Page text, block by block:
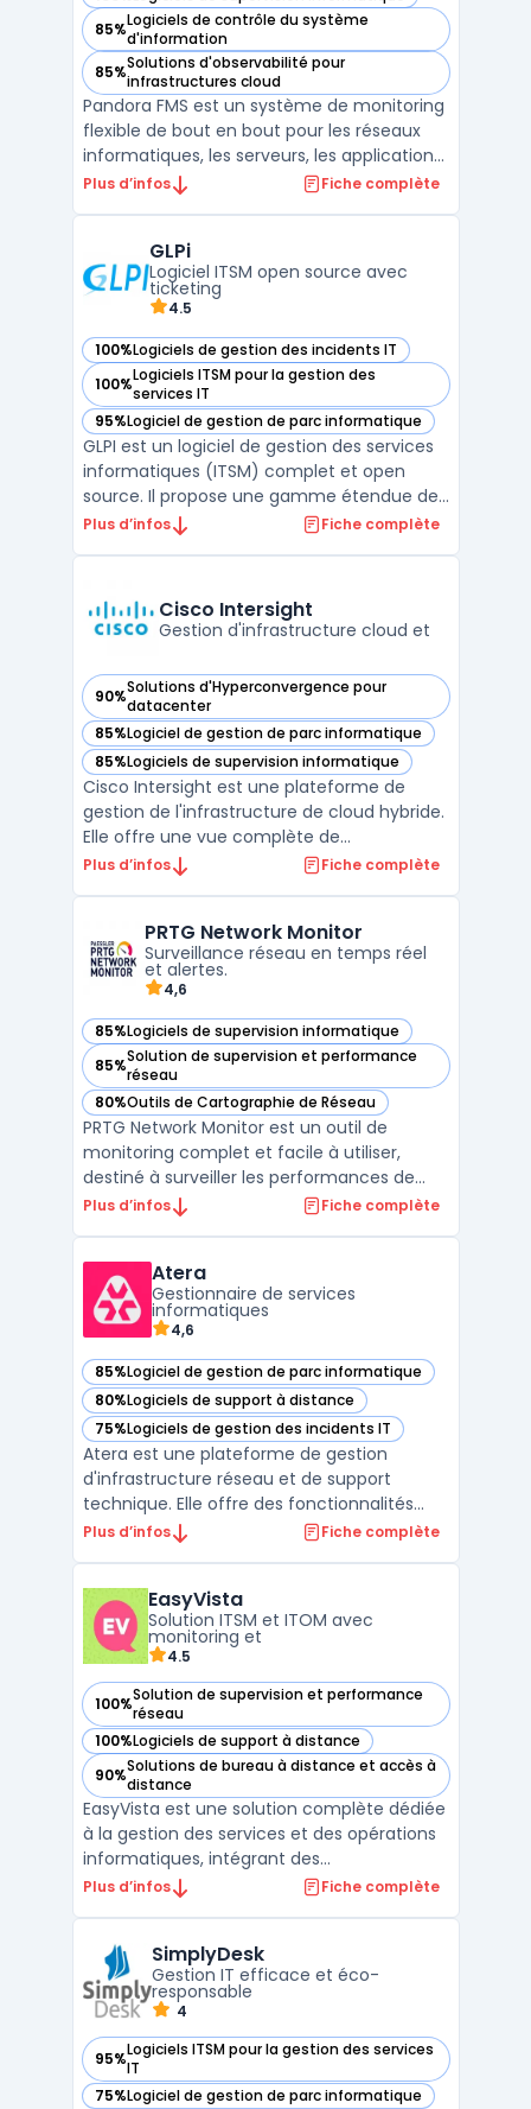
85%Logiciels de contrôle du système
d'information
— voir Pandora FMS dans cette catégorie
85%Solutions d'observabilité pour
infrastructures cloud
— voir Pandora FMS dans cette catégorie
Pandora FMS est un système de monitoring
flexible de bout en bout pour les réseaux
informatiques, les serveurs, les applications
et les environnements virtuels. Cette
alertes en temps réel, des visualisations
graphiqu ...
Plus d’infos Fiche complète
GLPi
Logiciel ITSM open source avec
ticketing
4.5
100%Logiciels de gestion des incidents IT
— voir GLPi dans cette catégorie
100%Logiciels ITSM pour la gestion des
services IT
— voir GLPi dans cette catégorie
95%Logiciel de gestion de parc informatique
— voir GLPi dans cette catégorie
GLPI est un logiciel de gestion des services
informatiques (ITSM) complet et open
source. Il propose une gamme étendue de
fonctionnalités pour la gestion des
actifs IT. Grâce à son interface conviviale
et ses modules puissants, GLP ...
Plus d’infos Fiche complète
Cisco Intersight
Gestion d'infrastructure cloud et
90%Solutions d'Hyperconvergence pour
datacenter
— voir Cisco Intersight dans cette catégorie
85%Logiciel de gestion de parc informatique
— voir Cisco Intersight dans cette catégorie
85%Logiciels de supervision informatique
— voir Cisco Intersight dans cette catégorie
Cisco Intersight est une plateforme de
gestion de l'infrastructure de cloud hybride.
Elle offre une vue complète de
l'infrastructure, permettant aux utilisateurs
La plateforme offre également des
fonctionna ...
Plus d’infos Fiche complète
PRTG Network Monitor
Surveillance réseau en temps réel
et alertes.
4,6
85%Logiciels de supervision informatique
— voir PRTG Network Monitor dans cette catégorie
85%Solution de supervision et performance
réseau
— voir PRTG Network Monitor dans cette catégorie
80%Outils de Cartographie de Réseau
— voir PRTG Network Monitor dans cette catégorie
PRTG Network Monitor est un outil de
monitoring complet et facile à utiliser,
destiné à surveiller les performances de
votre réseau. Il fournit une vue d'ensemble
ordinateurs, les commutateurs et les
routeurs. Vous pouvez survei ...
Plus d’infos Fiche complète
Atera
Gestionnaire de services
informatiques
4,6
85%Logiciel de gestion de parc informatique
— voir Atera dans cette catégorie
80%Logiciels de support à distance
— voir Atera dans cette catégorie
75%Logiciels de gestion des incidents IT
— voir Atera dans cette catégorie
Atera est une plateforme de gestion
d'infrastructure réseau et de support
technique. Elle offre des fonctionnalités
telles que le monitoring, la gestion à
informatiques peuvent surveiller leur
environnement, recevoir des ...
Plus d’infos Fiche complète
EasyVista
Solution ITSM et ITOM avec
monitoring et
4.5
100%Solution de supervision et performance
réseau
— voir EasyVista dans cette catégorie
100%Logiciels de support à distance
— voir EasyVista dans cette catégorie
90%Solutions de bureau à distance et accès à
distance
— voir EasyVista dans cette catégorie
EasyVista est une solution complète dédiée
à la gestion des services et des opérations
informatiques, intégrant des
fonctionnalités avancées de ITSM (gestion
spécialisés, EasyVista offre aux entreprises
des outils puissants po ...
Plus d’infos Fiche complète
SimplyDesk
Gestion IT efficace et éco-
responsable
4
95%Logiciels ITSM pour la gestion des services
IT
— voir SimplyDesk dans cette catégorie
75%Logiciel de gestion de parc informatique
— voir SimplyDesk dans cette catégorie